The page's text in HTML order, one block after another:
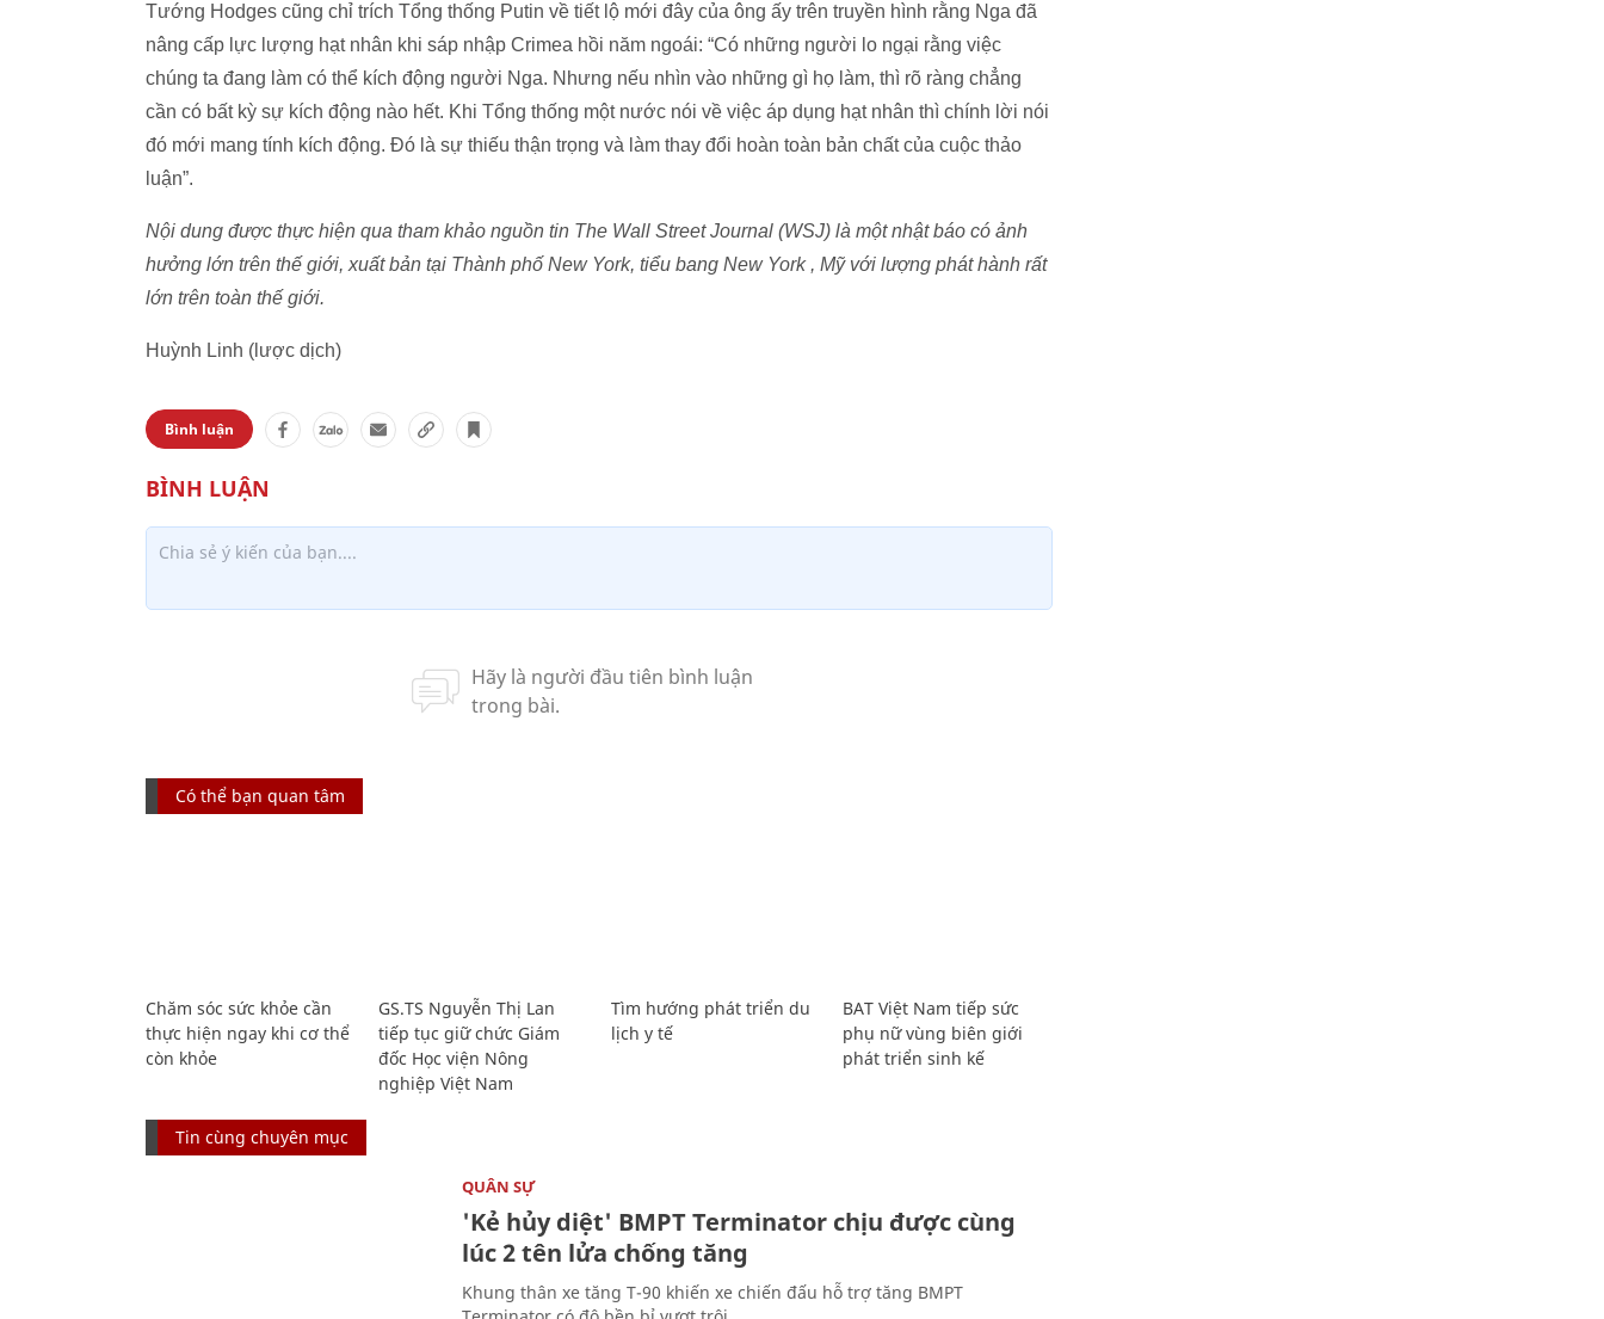
Tướng Hodges cũng chỉ trích Tổng thống Putin về tiết lộ mới đây của ông ấy trên truyền hình rằng Nga đã
nâng cấp lực lượng hạt nhân khi sáp nhập Crimea hồi năm ngoái: “Có những người lo ngại rằng việc
chúng ta đang làm có thể kích động người Nga. Nhưng nếu nhìn vào những gì họ làm, thì rõ ràng chẳng
cần có bất kỳ sự kích động nào hết. Khi Tổng thống một nước nói về việc áp dụng hạt nhân thì chính lời nói
đó mới mang tính kích động. Đó là sự thiếu thận trọng và làm thay đổi hoàn toàn bản chất của cuộc thảo
luận”.
Nội dung được thực hiện qua tham khảo nguồn tin The Wall Street Journal (WSJ) là một nhật báo có ảnh
hưởng lớn trên thế giới, xuất bản tại Thành phố New York, tiểu bang New York , Mỹ với lượng phát hành rất
lớn trên toàn thế giới.
Huỳnh Linh (lược dịch)
Bình luận
Có thể bạn quan tâm
Chăm sóc sức khỏe cần
thực hiện ngay khi cơ thể
còn khỏe
GS.TS Nguyễn Thị Lan
tiếp tục giữ chức Giám
đốc Học viện Nông
nghiệp Việt Nam
Tìm hướng phát triển du
lịch y tế
BAT Việt Nam tiếp sức
phụ nữ vùng biên giới
phát triển sinh kế
Tin cùng chuyên mục
QUÂN SỰ
'Kẻ hủy diệt' BMPT Terminator chịu được cùng
lúc 2 tên lửa chống tăng
Khung thân xe tăng T-90 khiến xe chiến đấu hỗ trợ tăng BMPT